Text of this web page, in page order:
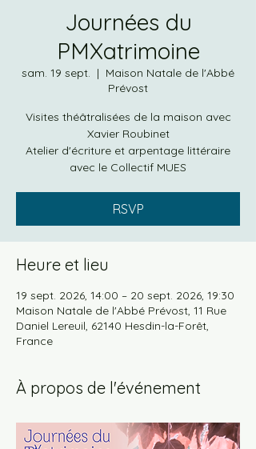
Journées du
PMXatrimoine
sam. 19 sept.
  |
Maison Natale de l'Abbé
Prévost
Visites théâtralisées de la maison avec
Xavier Roubinet
Atelier d'écriture et arpentage littéraire
avec le Collectif MUES
RSVP
Heure et lieu
19 sept. 2026, 14:00 – 20 sept. 2026, 19:30
Maison Natale de l'Abbé Prévost, 11 Rue
Daniel Lereuil, 62140 Hesdin-la-Forêt,
France
À propos de l'événement